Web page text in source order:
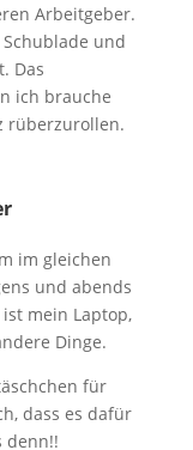
Arbeitgeber.
und
Das
ich brauche
rüberzurollen.
im gleichen
und abends
mein Laptop,
Dinge.
für
dass es dafür
denn!!